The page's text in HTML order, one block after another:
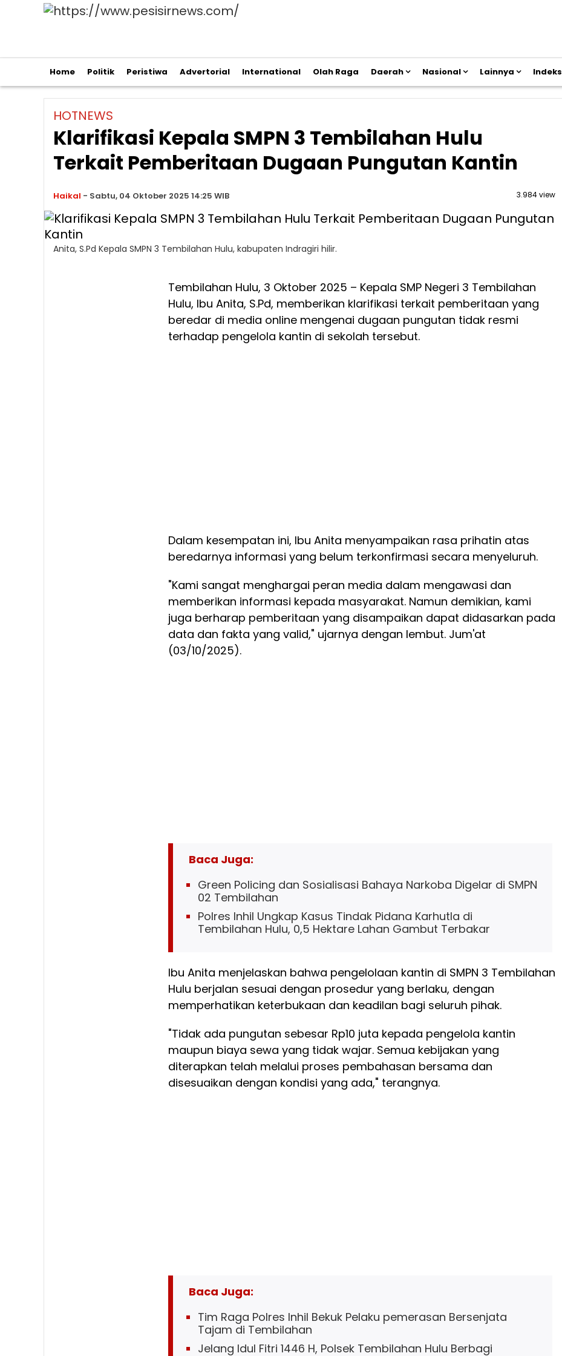
Home Politik Peristiwa Advertorial International Olah Raga Daerah Nasional Lainnya Indeks
HOTNEWS
Klarifikasi Kepala SMPN 3 Tembilahan Hulu
Terkait Pemberitaan Dugaan Pungutan Kantin
Haikal - Sabtu, 04 Oktober 2025 14:25 WIB 3.984 view
Anita, S.Pd Kepala SMPN 3 Tembilahan Hulu, kabupaten Indragiri hilir.
Tembilahan Hulu, 3 Oktober 2025 – Kepala SMP Negeri 3 Tembilahan
Hulu, Ibu Anita, S.Pd, memberikan klarifikasi terkait pemberitaan yang
beredar di media online mengenai dugaan pungutan tidak resmi
terhadap pengelola kantin di sekolah tersebut.
Dalam kesempatan ini, Ibu Anita menyampaikan rasa prihatin atas
beredarnya informasi yang belum terkonfirmasi secara menyeluruh.
"Kami sangat menghargai peran media dalam mengawasi dan
memberikan informasi kepada masyarakat. Namun demikian, kami
juga berharap pemberitaan yang disampaikan dapat didasarkan pada
data dan fakta yang valid," ujarnya dengan lembut. Jum'at
(03/10/2025).
Baca Juga:
Green Policing dan Sosialisasi Bahaya Narkoba Digelar di SMPN
02 Tembilahan
Polres Inhil Ungkap Kasus Tindak Pidana Karhutla di
Tembilahan Hulu, 0,5 Hektare Lahan Gambut Terbakar
Ibu Anita menjelaskan bahwa pengelolaan kantin di SMPN 3 Tembilahan
Hulu berjalan sesuai dengan prosedur yang berlaku, dengan
memperhatikan keterbukaan dan keadilan bagi seluruh pihak.
"Tidak ada pungutan sebesar Rp10 juta kepada pengelola kantin
maupun biaya sewa yang tidak wajar. Semua kebijakan yang
diterapkan telah melalui proses pembahasan bersama dan
disesuaikan dengan kondisi yang ada," terangnya.
Baca Juga:
Tim Raga Polres Inhil Bekuk Pelaku pemerasan Bersenjata
Tajam di Tembilahan
Jelang Idul Fitri 1446 H, Polsek Tembilahan Hulu Berbagi